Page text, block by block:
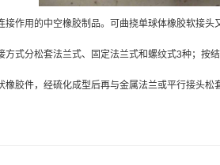
接作用的中空橡胶制品。可曲挠单球体橡胶软接
方式分松套法兰式、固定法兰式和螺纹式3种；
橡胶件，经硫化成型后再与金属法兰或平行接头